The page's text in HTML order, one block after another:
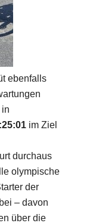
ebenfalls
in
im Ziel
durchaus
olympische
der
– davon
über die